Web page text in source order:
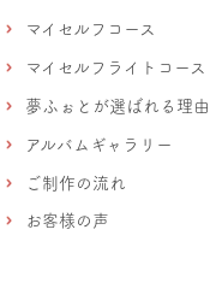
マイセルフコース
マイセルフライトコース
夢ふぉとが選ばれる理由
アルバムギャラリー
ご制作の流れ
お客様の声